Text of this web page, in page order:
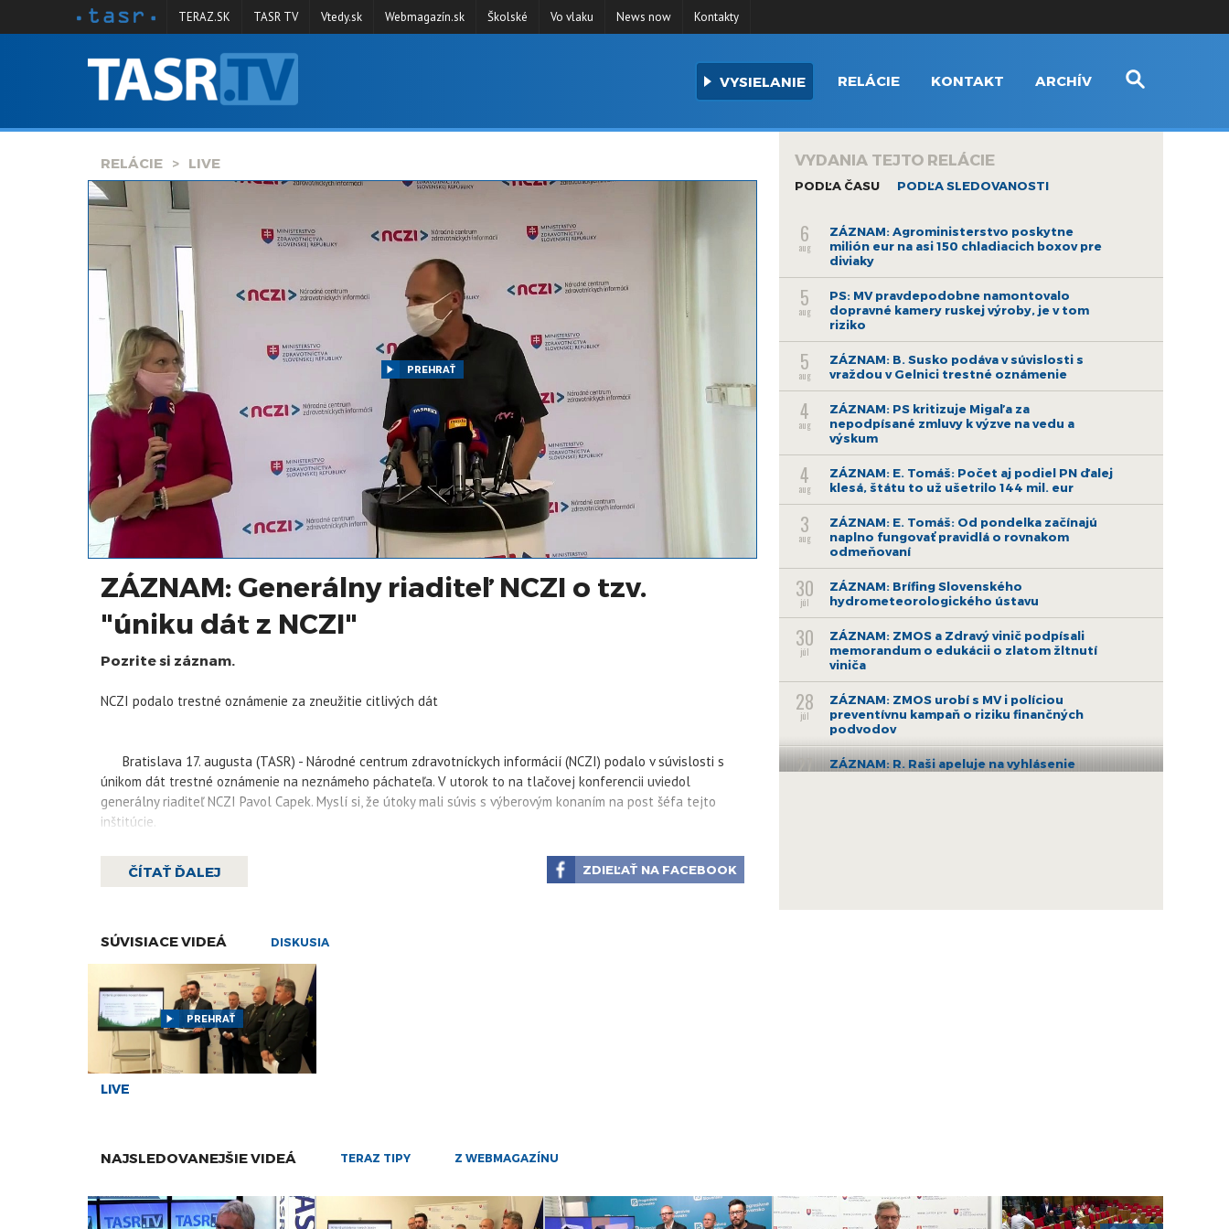
SPRAVODAJSTVO
KONTAKT
TERAZ.SK TASR TV Vtedy.sk Webmagazín.sk Školské Vo vlaku News now Kontakty
VYSIELANIE RELÁCIE KONTAKT ARCHÍV
RELÁCIE LIVE
PREHRAŤ
ZÁZNAM: Generálny riaditeľ NCZI o tzv.
"úniku dát z NCZI"
Pozrite si záznam.
NCZI podalo trestné oznámenie za zneužitie citlivých dát
Bratislava 17. augusta (TASR) - Národné centrum zdravotníckych informácií (NCZI) podalo v súvislosti s
únikom dát trestné oznámenie na neznámeho páchateľa. V utorok to na tlačovej konferencii uviedol
generálny riaditeľ NCZI Pavol Capek. Myslí si, že útoky mali súvis s výberovým konaním na post šéfa tejto
inštitúcie.
dáta miliónov ľudí. Poukázala na to, ako je možné získať európske vakcinačné preukazy všetkých
zaočkovaných občanov. NCZI odmietlo, že by nedokázalo dáta ochrániť.
ČÍTAŤ ĎALEJ ZDIEĽAŤ NA FACEBOOK
VYDANIA TEJTO RELÁCIE
PODĽA ČASU PODĽA SLEDOVANOSTI
6
aug
ZÁZNAM: Agroministerstvo poskytne
milión eur na asi 150 chladiacich boxov pre
diviaky
5
aug
PS: MV pravdepodobne namontovalo
dopravné kamery ruskej výroby, je v tom
riziko
5
aug
ZÁZNAM: B. Susko podáva v súvislosti s
vraždou v Gelnici trestné oznámenie
4
aug
ZÁZNAM: PS kritizuje Migaľa za
nepodpísané zmluvy k výzve na vedu a
výskum
4
aug
ZÁZNAM: E. Tomáš: Počet aj podiel PN ďalej
klesá, štátu to už ušetrilo 144 mil. eur
3
aug
ZÁZNAM: E. Tomáš: Od pondelka začínajú
naplno fungovať pravidlá o rovnakom
odmeňovaní
30
júl
ZÁZNAM: Brífing Slovenského
hydrometeorologického ústavu
30
júl
ZÁZNAM: ZMOS a Zdravý vinič podpísali
memorandum o edukácii o zlatom žltnutí
viniča
28
júl
ZÁZNAM: ZMOS urobí s MV i políciou
preventívnu kampaň o riziku finančných
podvodov
27
ZÁZNAM: R. Raši apeluje na vyhlásenie
16
ZÁZNAM: R. Kaliňák: MO SR by sa mohlo
SÚVISIACE VIDEÁ DISKUSIA
PREHRAŤ
LIVE
NAJSLEDOVANEJŠIE VIDEÁ TERAZ TIPY Z WEBMAGAZÍNU